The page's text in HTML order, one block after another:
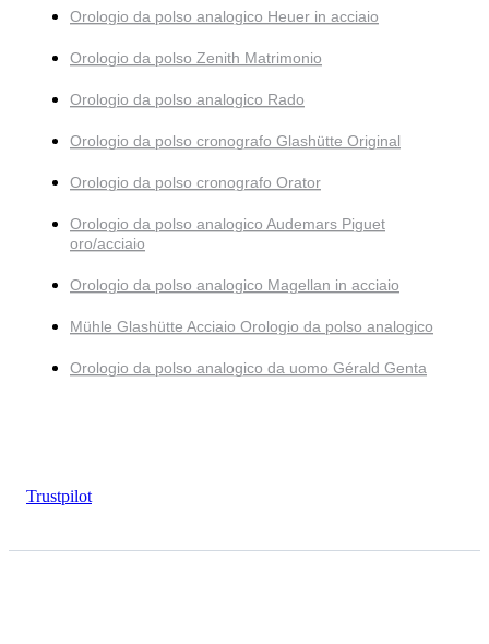
Orologio da polso analogico Heuer in acciaio
Orologio da polso Zenith Matrimonio
Orologio da polso analogico Rado
Orologio da polso cronografo Glashütte Original
Orologio da polso cronografo Orator
Orologio da polso analogico Audemars Piguet
oro/acciaio
Orologio da polso analogico Magellan in acciaio
Mühle Glashütte Acciaio Orologio da polso analogico
Orologio da polso analogico da uomo Gérald Genta
Trustpilot